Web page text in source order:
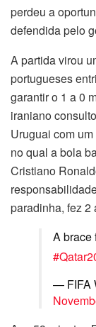
perdeu a
defendida pelo
A partida virou
portugueses
garantir o 1 a 0
iraniano
Uruguai com
no qual a bola
Cristiano
paradinha, fez 2
A brace
— FIFA